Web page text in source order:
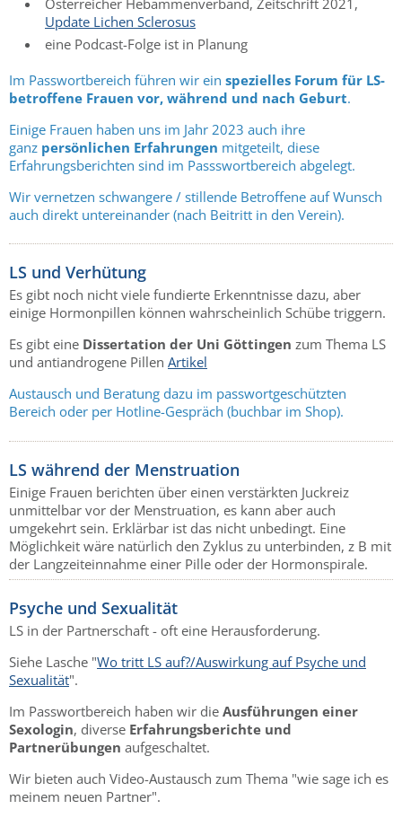
Update Lichen Sclerosus
eine Podcast-Folge ist in Planung
Im Passwortbereich führen wir ein spezielles Forum für LS-
betroffene Frauen vor, während und nach Geburt.
Einige Frauen haben uns im Jahr 2023 auch ihre
ganz persönlichen Erfahrungen mitgeteilt, diese
Erfahrungsberichten sind im Passswortbereich abgelegt.
Wir vernetzen schwangere / stillende Betroffene auf Wunsch
auch direkt untereinander (nach Beitritt in den Verein).
LS und Verhütung
Es gibt noch nicht viele fundierte Erkenntnisse dazu, aber
einige Hormonpillen können wahrscheinlich Schübe triggern.
Es gibt eine Dissertation der Uni Göttingen zum Thema LS
und antiandrogene Pillen Artikel
Austausch und Beratung dazu im passwortgeschützten
Bereich oder per Hotline-Gespräch (buchbar im Shop).
LS während der Menstruation
Einige Frauen berichten über einen verstärkten Juckreiz
unmittelbar vor der Menstruation, es kann aber auch
umgekehrt sein. Erklärbar ist das nicht unbedingt. Eine
Möglichkeit wäre natürlich den Zyklus zu unterbinden, z B mit
der Langzeiteinnahme einer Pille oder der Hormonspirale.
Psyche und Sexualität
LS in der Partnerschaft - oft eine Herausforderung.
Siehe Lasche "Wo tritt LS auf?/Auswirkung auf Psyche und
Sexualität".
Im Passwortbereich haben wir die Ausführungen einer
Sexologin, diverse Erfahrungsberichte und
Partnerübungen aufgeschaltet.
Wir bieten auch Video-Austausch zum Thema "wie sage ich es
meinem neuen Partner".